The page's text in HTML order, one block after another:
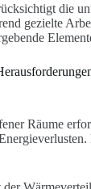
die
gezielte
Räume